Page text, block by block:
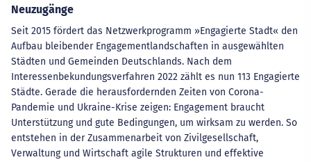
Neuzugänge
Seit 2015 fördert das Netzwerkprogramm »Engagierte Stadt« den
Aufbau bleibender Engagementlandschaften in ausgewählten
Städten und Gemeinden Deutschlands. Nach dem
Interessenbekundungsverfahren 2022 zählt es nun 113 Engagierte
Städte. Gerade die herausfordernden Zeiten von Corona-
Pandemie und Ukraine-Krise zeigen: Engagement braucht
Unterstützung und gute Bedingungen, um wirksam zu werden. So
entstehen in der Zusammenarbeit von Zivilgesellschaft,
Verwaltung und Wirtschaft agile Strukturen und effektive